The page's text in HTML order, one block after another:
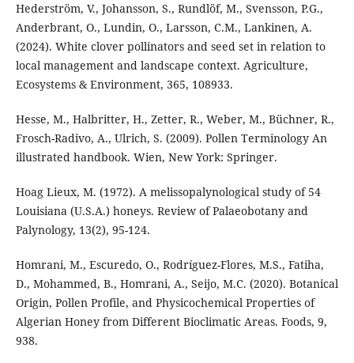
Hederström, V., Johansson, S., Rundlöf, M., Svensson, P.G.,
Anderbrant, O., Lundin, O., Larsson, C.M., Lankinen, A.
(2024). White clover pollinators and seed set in relation to
local management and landscape context. Agriculture,
Ecosystems & Environment, 365, 108933.
Hesse, M., Halbritter, H., Zetter, R., Weber, M., Büchner, R.,
Frosch-Radivo, A., Ulrich, S. (2009). Pollen Terminology An
illustrated handbook. Wien, New York: Springer.
Hoag Lieux, M. (1972). A melissopalynological study of 54
Louisiana (U.S.A.) honeys. Review of Palaeobotany and
Palynology, 13(2), 95-124.
Homrani, M., Escuredo, O., Rodríguez-Flores, M.S., Fatiha,
D., Mohammed, B., Homrani, A., Seijo, M.C. (2020). Botanical
Origin, Pollen Profile, and Physicochemical Properties of
Algerian Honey from Different Bioclimatic Areas. Foods, 9,
938.